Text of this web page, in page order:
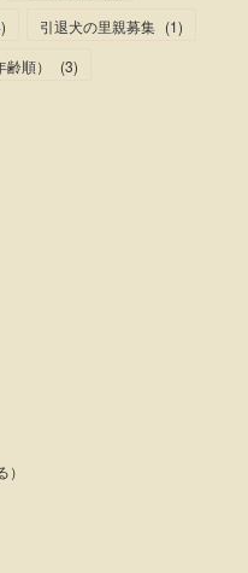
) 引退犬の里親募集 (1)
順） (3)